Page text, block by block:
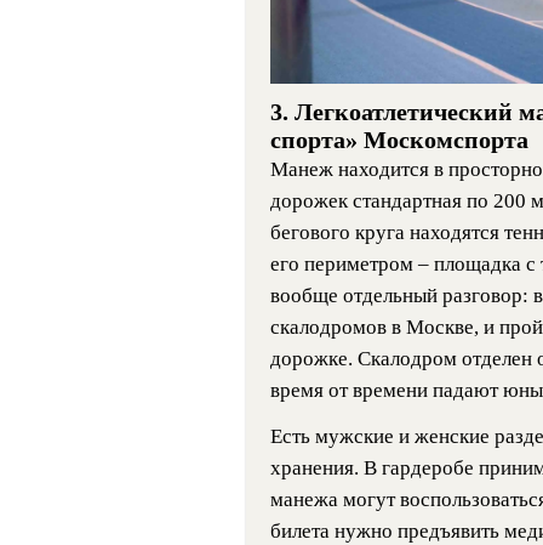
3. Легкоатлетический
спорта» Москомспорта
Манеж находится в
дорожек стандартная по 200
бегового круга находятся
его периметром – площадка
вообще отдельный разговор:
скалодромов в Москве, и
дорожке. Скалодром отделен
время от времени падают
Есть мужские и женские
хранения. В гардеробе
манежа могут
билета нужно предъявить